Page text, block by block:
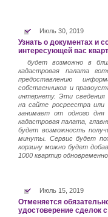
Июль 30, 2019
Узнать о документах и
интересующей вас
будет возможно в
кадастровая палата
предоставлению
собственников и
интернету. Эти сведения
на сайте росреестра
занимает от одного
кадастровая палата,
будет возможность
минуты. Сервис будет
корзину можно будет
1000 квартир
Июль 15, 2019
Отменяется
удостоверение сделок